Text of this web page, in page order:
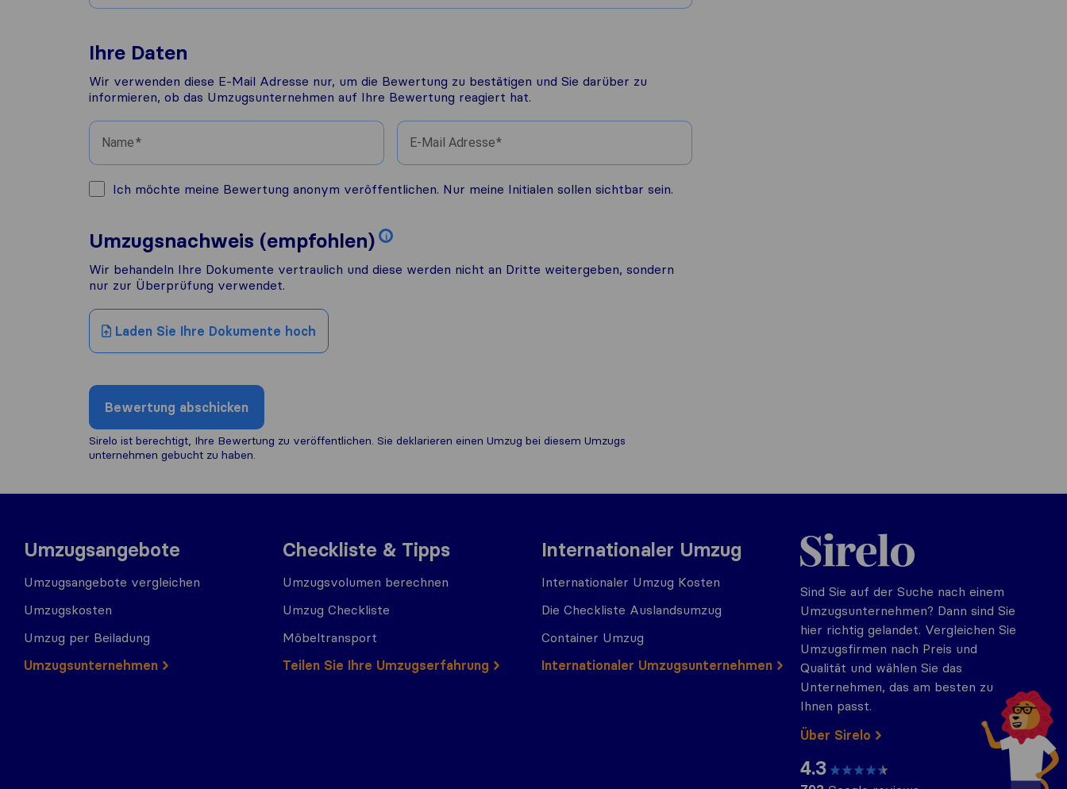
Ihre Daten
Wir verwenden diese E-Mail Adresse nur, um die Bewertung zu bestätigen und Sie darüber zu
informieren, ob das Umzugsunternehmen auf Ihre Bewertung reagiert hat.
Name E-Mail Adresse
Ich möchte meine Bewertung anonym veröffentlichen. Nur meine Initialen sollen sichtbar sein.
Umzugsnachweis (empfohlen) i
Wir behandeln Ihre Dokumente vertraulich und diese werden nicht an Dritte weitergeben, sondern
nur zur Überprüfung verwendet.
Laden Sie Ihre Dokumente hoch
Bewertung abschicken
Sirelo ist berechtigt, Ihre Bewertung zu veröffentlichen. Sie deklarieren einen Umzug bei diesem Umzugs​
unternehmen gebucht zu haben.
Umzugsangebote
Umzugsangebote vergleichen
Umzugskosten
Umzug per Beiladung
Umzugs​​unternehmen
Checkliste & Tipps
Umzugsvolumen berechnen
Umzug Checkliste
Möbeltransport
Teilen Sie Ihre Umzugserfahrung
Internationaler Umzug
Internationaler Umzug Kosten
Die Checkliste Auslandsumzug
Container Umzug
Internationaler Umzugsunternehmen
Sirelo.at
Sind Sie auf der Suche nach einem
Umzugsunternehmen? Dann sind Sie
hier richtig gelandet. Vergleichen Sie
Umzugsfirmen nach Preis und
Qualität und wählen Sie das
Unternehmen, das am besten zu
Ihnen passt.
Über Sirelo
4.3